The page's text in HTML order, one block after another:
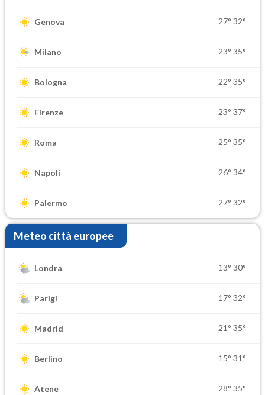
Genova 27° 32°
Milano 23° 35°
Bologna 22° 35°
Firenze 23° 37°
Roma 25° 35°
Napoli 26° 34°
Palermo 27° 32°
Meteo città europee
Londra 13° 30°
Parigi 17° 32°
Madrid 21° 35°
Berlino 15° 31°
Atene 28° 35°